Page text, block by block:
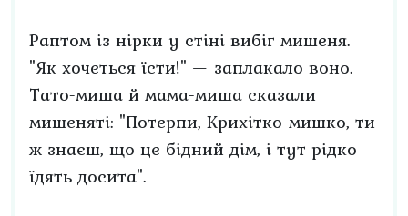
Раптом із нірки у стіні вибіг мишеня.
"Як хочеться їсти!" — заплакало воно.
Тато-миша й мама-миша сказали
мишеняті: "Потерпи, Крихітко-мишко, ти
ж знаєш, що це бідний дім, і тут рідко
їдять досита".